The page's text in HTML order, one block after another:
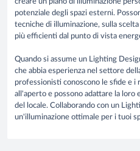
creare un piano di illuminazione
potenziale degli spazi esterni.
tecniche di illuminazione, sulla
più efficienti dal punto di vista
Quando si assume un Lighting
che abbia esperienza nel settore
professionisti conoscono le sfide e
all'aperto e possono adattare la loro
del locale. Collaborando con un
un'illuminazione ottimale per i tuoi